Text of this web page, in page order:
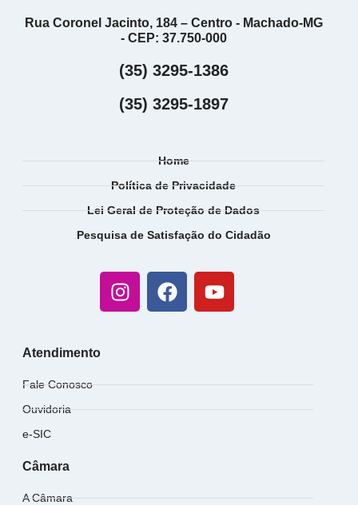
Rua Coronel Jacinto, 184 – Centro - Machado-MG
- CEP: 37.750-000
(35) 3295-1386
(35) 3295-1897
Home
Política de Privacidade
Lei Geral de Proteção de Dados
Pesquisa de Satisfação do Cidadão
Atendimento
Fale Conosco
Ouvidoria
e-SIC
Câmara
A Câmara